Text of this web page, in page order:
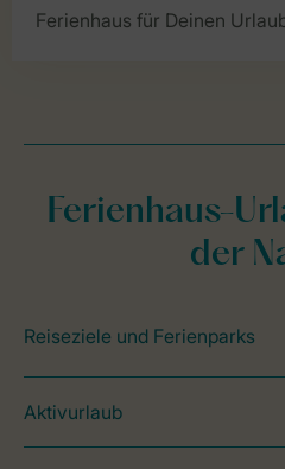
Ferienhaus für Deinen
Ferienhaus-
der
Reiseziele und Ferienparks
Aktivurlaub